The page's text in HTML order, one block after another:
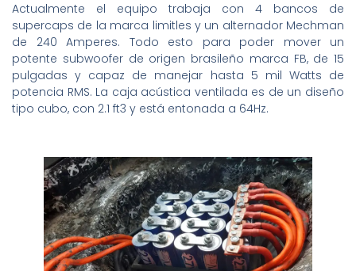
Actualmente el equipo trabaja con 4 bancos de
supercaps de la marca limitles y un alternador Mechman
de 240 Amperes. Todo esto para poder mover un
potente subwoofer de origen brasileño marca FB, de 15
pulgadas y capaz de manejar hasta 5 mil Watts de
potencia RMS. La caja acústica ventilada es de un diseño
tipo cubo, con 2.1 ft3 y está entonada a 64Hz.